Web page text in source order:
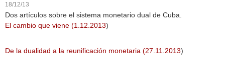
18/12/13
Dos artículos sobre el sistema monetario dual de Cuba.
El cambio que viene (1.12.2013)
De la dualidad a la reunificación monetaria (27.11.2013)